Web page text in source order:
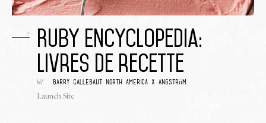
>
Ruby Encyclopedia:
Livres de recette
w/ Barry Callebaut North America x Angström
Launch Site